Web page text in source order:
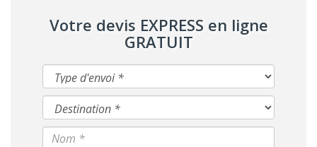
Votre devis EXPRESS en ligne
GRATUIT